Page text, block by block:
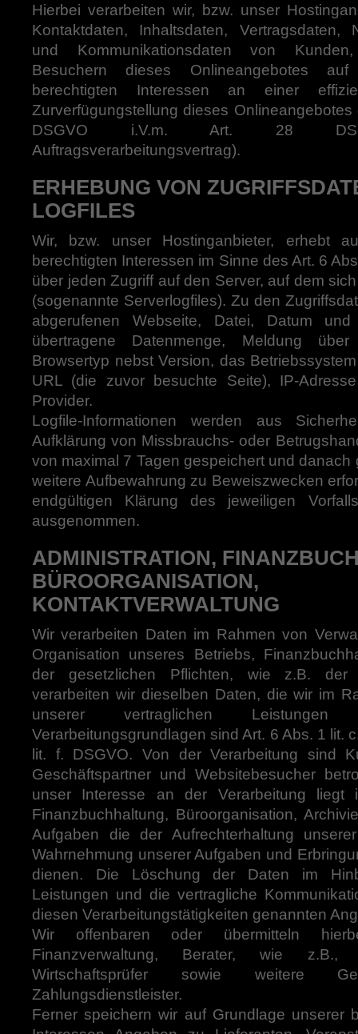
Hierbei verarbeiten wir, bzw. unser
Kontaktdaten, Inhaltsdaten, Vertragsdaten,
und Kommunikationsdaten von
Besuchern dieses Onlineangebotes
berechtigten Interessen an einer
Zurverfügungstellung dieses
DSGVO i.V.m. Art. 28
Auftragsverarbeitungsvertrag).
ERHEBUNG VON
LOGFILES
Wir, bzw. unser Hostinganbieter, erhebt
berechtigten Interessen im Sinne des Art. 6
über jeden Zugriff auf den Server, auf dem
(sogenannte Serverlogfiles). Zu den
abgerufenen Webseite, Datei, Datum
übertragene Datenmenge, Meldung
Browsertyp nebst Version, das
URL (die zuvor besuchte Seite), IP-
Provider.
Logfile-Informationen werden aus
Aufklärung von Missbrauchs- oder
von maximal 7 Tagen gespeichert und danach
weitere Aufbewahrung zu Beweiszwecken
endgültigen Klärung des jeweiligen
ausgenommen.
ADMINISTRATION,
BÜROORGANISATION,
KONTAKTVERWALTUNG
Wir verarbeiten Daten im Rahmen von
Organisation unseres Betriebs,
der gesetzlichen Pflichten, wie z.B. der
verarbeiten wir dieselben Daten, die wir im
unserer vertraglichen Leistungen
Verarbeitungsgrundlagen sind Art. 6 Abs. 1 lit.
lit. f. DSGVO. Von der Verarbeitung sind
Geschäftspartner und Websitebesucher
unser Interesse an der Verarbeitung liegt
Finanzbuchhaltung, Büroorganisation,
Aufgaben die der Aufrechterhaltung
Wahrnehmung unserer Aufgaben und
dienen. Die Löschung der Daten im
Leistungen und die vertragliche
diesen Verarbeitungstätigkeiten genannten
Wir offenbaren oder übermitteln
Finanzverwaltung, Berater, wie z.B.,
Wirtschaftsprüfer sowie weitere
Zahlungsdienstleister.
Ferner speichern wir auf Grundlage unserer